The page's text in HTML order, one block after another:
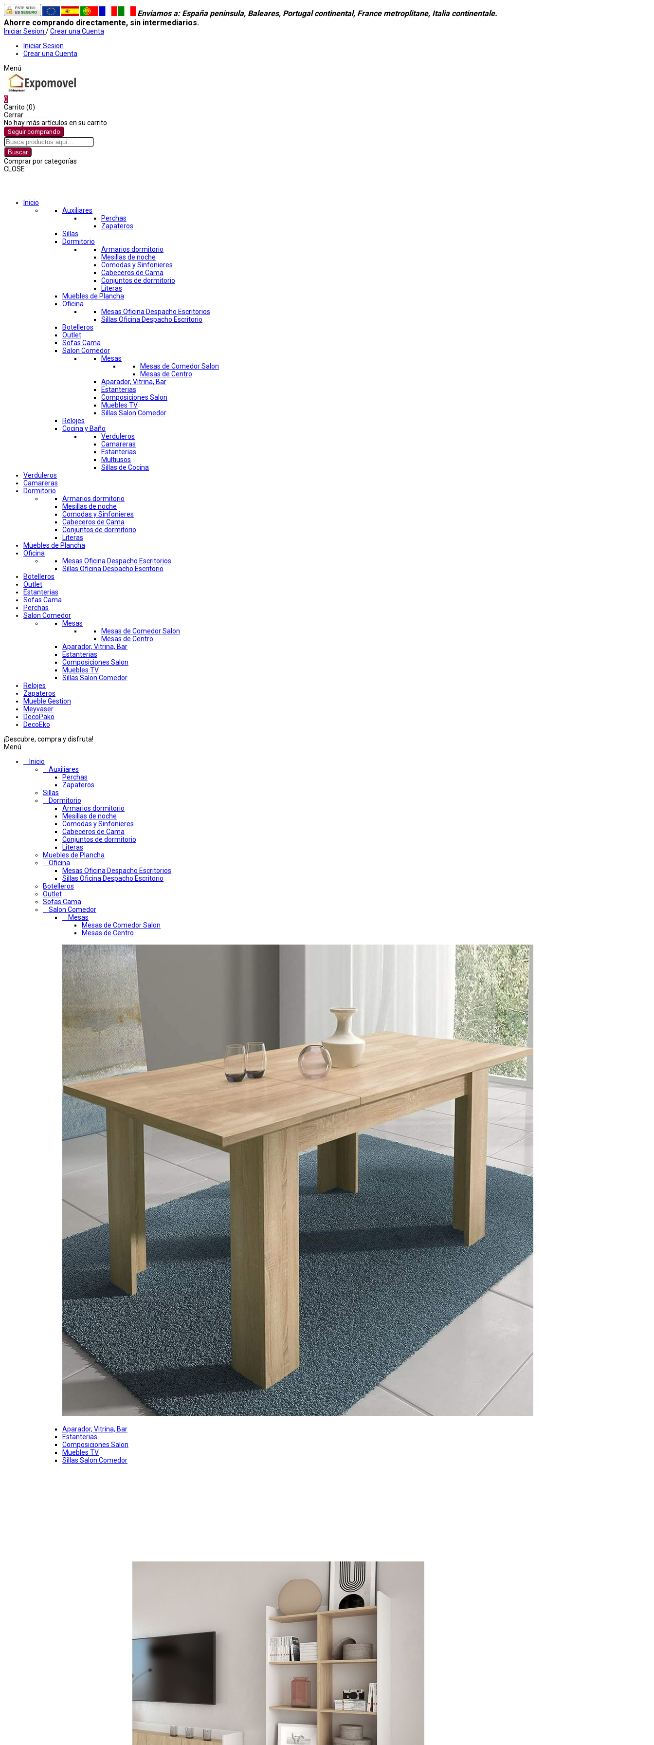
Enviamos a: España peninsula, Baleares, Portugal continental, France metroplitane, Italia continentale.
Ahorre comprando directamente, sin intermediarios.
Iniciar Sesion /Crear una Cuenta
Iniciar Sesion
Crear una Cuenta
Menú
0
Carrito (0)
Cerrar
No hay más artículos en su carrito
Seguir comprando
Buscar
Comprar por categorías
CLOSE
Inicio
Auxiliares
Perchas
Zapateros
Sillas
Dormitorio
Armarios dormitorio
Mesillas de noche
Comodas y Sinfonieres
Cabeceros de Cama
Conjuntos de dormitorio
Literas
Muebles de Plancha
Oficina
Mesas Oficina Despacho Escritorios
Sillas Oficina Despacho Escritorio
Botelleros
Outlet
Sofas Cama
Salon Comedor
Mesas
Mesas de Comedor Salon
Mesas de Centro
Aparador, Vitrina, Bar
Estanterias
Composiciones Salon
Muebles TV
Sillas Salon Comedor
Relojes
Cocina y Baño
Verduleros
Camareras
Estanterias
Multiusos
Sillas de Cocina
Verduleros
Camareras
Dormitorio
Armarios dormitorio
Mesillas de noche
Comodas y Sinfonieres
Cabeceros de Cama
Conjuntos de dormitorio
Literas
Muebles de Plancha
Oficina
Mesas Oficina Despacho Escritorios
Sillas Oficina Despacho Escritorio
Botelleros
Outlet
Estanterias
Sofas Cama
Perchas
Salon Comedor
Mesas
Mesas de Comedor Salon
Mesas de Centro
Aparador, Vitrina, Bar
Estanterias
Composiciones Salon
Muebles TV
Sillas Salon Comedor
Relojes
Zapateros
Mueble Gestion
Meyvaser
DecoPako
DecoEko
¡Descubre, compra y disfruta!
Menú
Inicio
Auxiliares
Perchas
Zapateros
Sillas
Dormitorio
Armarios dormitorio
Mesillas de noche
Comodas y Sinfonieres
Cabeceros de Cama
Conjuntos de dormitorio
Literas
Muebles de Plancha
Oficina
Mesas Oficina Despacho Escritorios
Sillas Oficina Despacho Escritorio
Botelleros
Outlet
Sofas Cama
Salon Comedor
Mesas
Mesas de Comedor Salon
Mesas de Centro
Aparador, Vitrina, Bar
Estanterias
Composiciones Salon
Muebles TV
Sillas Salon Comedor